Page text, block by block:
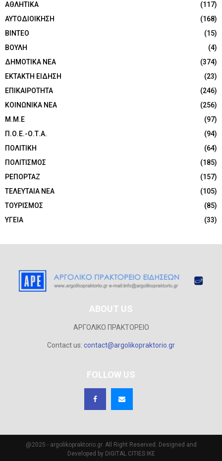
ΑΘΛΗΤΙΚΑ
(117)
ΑΥΤΟΔΙΟΙΚΗΣΗ
(168)
ΒΙΝΤΕΟ
(15)
ΒΟΥΛΗ
(4)
ΔΗΜΟΤΙΚΑ ΝΕΑ
(374)
ΕΚΤΑΚΤΗ ΕΙΔΗΣΗ
(23)
ΕΠΙΚΑΙΡΟΤΗΤΑ
(246)
ΚΟΙΝΩΝΙΚΑ ΝΕΑ
(256)
Μ.Μ.Ε
(97)
Π.Ο.Ε.-Ο.Τ.Α.
(94)
ΠΟΛΙΤΙΚΗ
(64)
ΠΟΛΙΤΙΣΜΟΣ
(185)
ΡΕΠΟΡΤΑΖ
(157)
ΤΕΛΕΥΤΑΙΑ ΝΕΑ
(105)
ΤΟΥΡΙΣΜΟΣ
(85)
ΥΓΕΙΑ
(33)
ABOUT US
ΑΡΓΟΛΙΚΟ ΠΡΑΚΤΟΡΕΙΟ
Contact us: contact@argolikopraktorio.gr
FOLLOW US
@2025 - argolikopraktorio.gr. All Right Reserved. Designed and
Developed by DIGITAL CITIES IKE